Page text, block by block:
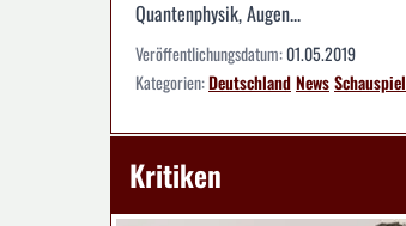
Quantenphysik, Augen...
Veröffentlichungsdatum:01.05.2019
Kategorien:DeutschlandNewsSchauspiel
Kritiken